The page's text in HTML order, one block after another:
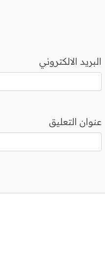
البريد الالكتروني
عنوان التعليق